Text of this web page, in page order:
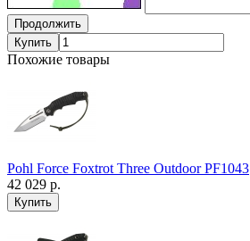
Продолжить
Купить
Похожие товары
Pohl Force Foxtrot Three Outdoor PF1043
42 029 р.